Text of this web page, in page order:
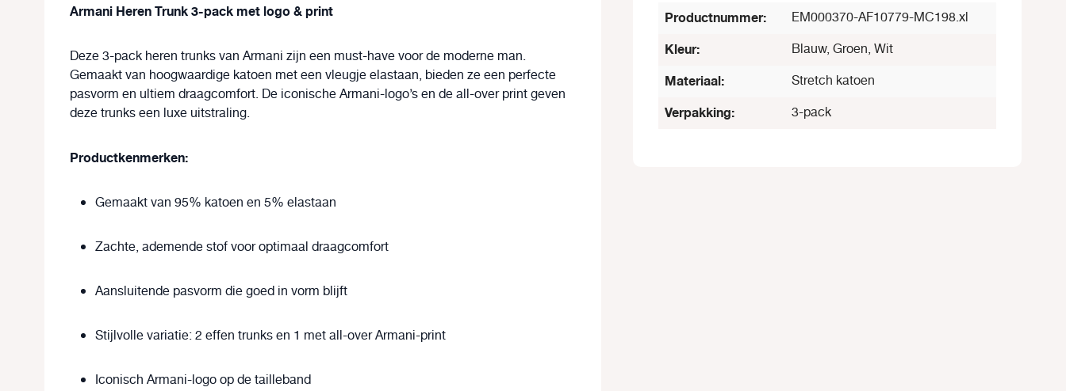
Armani Heren Trunk 3-pack met logo & print
Deze 3-pack heren trunks van Armani zijn een must-have voor de moderne man.
Gemaakt van hoogwaardige katoen met een vleugje elastaan, bieden ze een perfecte
pasvorm en ultiem draagcomfort. De iconische Armani-logo’s en de all-over print geven
deze trunks een luxe uitstraling.
Productkenmerken:
Gemaakt van 95% katoen en 5% elastaan
Zachte, ademende stof voor optimaal draagcomfort
Aansluitende pasvorm die goed in vorm blijft
Stijlvolle variatie: 2 effen trunks en 1 met all-over Armani-print
Iconisch Armani-logo op de tailleband
Productnummer: EM000370-AF10779-MC198.xl
Kleur: Blauw, Groen, Wit
Materiaal: Stretch katoen
Verpakking: 3-pack